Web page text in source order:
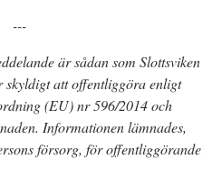
---
är sådan som Slottsviken
skyldigt att offentliggöra enligt
(EU) nr 596/2014 och
Informationen lämnades,
försorg, för offentliggörande